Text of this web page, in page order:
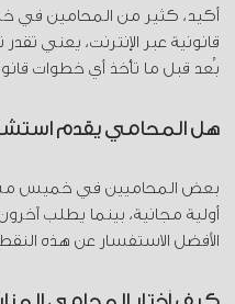
أكيد، كثير من المحامين
قانونية عبر الإنترنت، يعني
بُعد قبل ما تأخذ أي خطوات
هل المحامي يقدم
بعض المحاميين في خميس
أولية مجانية، بينما يطلب
الأفضل الاستفسار عن هذه